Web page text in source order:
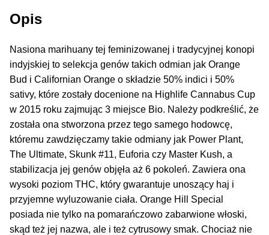
menu
Blog
Rozwiń
GRATIS
PROMOCJA 500 Plus
Harmonogram Outdoor
Formy i Koszt Wysyłki
Odbiór Osobisty
Opis
Nasiona marihuany tej feminizowanej i tradycyjnej konopi
indyjskiej to selekcja genów takich odmian jak Orange
Bud i Californian Orange o składzie 50% indici i 50%
sativy, które zostały docenione na Highlife Cannabus Cup
w 2015 roku zajmując 3 miejsce Bio. Należy podkreślić, że
została ona stworzona przez tego samego hodowcę,
któremu zawdzięczamy takie odmiany jak Power Plant,
The Ultimate, Skunk #11, Euforia czy Master Kush, a
stabilizacja jej genów objęła aż 6 pokoleń. Zawiera ona
wysoki poziom THC, który gwarantuje unoszący haj i
przyjemne wyluzowanie ciała. Orange Hill Special
posiada nie tylko na pomarańczowo zabarwione włoski,
skąd też jej nazwa, ale i też cytrusowy smak. Chociaż nie